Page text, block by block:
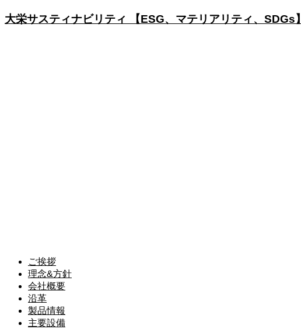
大栄サスティナビリティ 【ESG、マテリアリティ、SDGs】
ご挨拶
理念&方針
会社概要
沿革
製品情報
主要設備